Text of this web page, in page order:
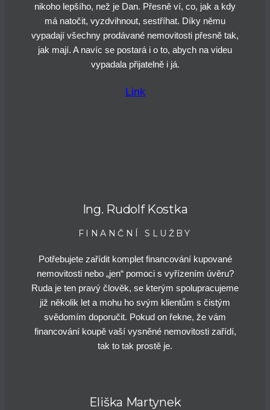
nikoho lepšího, než je Dan. Přesně ví, co, jak a kdy
má natočit, vyzdvihnout, sestříhat. Díky němu
vypadají všechny prodávané nemovitosti přesně tak,
jak mají. A navíc se postará i o to, abych na videu
vypadala přijatelně i já.
Link
Ing. Rudolf Kostka
FINANČNÍ SLUŽBY
Potřebujete zařídit komplet financování kupované
nemovitosti nebo „jen“ pomoci s vyřízením úvěru?
Ruda je ten pravý člověk, se kterým spolupracujeme
již několik let a mohu ho svým klientům s čistým
svědomím doporučit. Pokud on řekne, že vám
financování koupě vaší vysněné nemovitosti zařídí,
tak to tak prostě je.
Eliška Martynek